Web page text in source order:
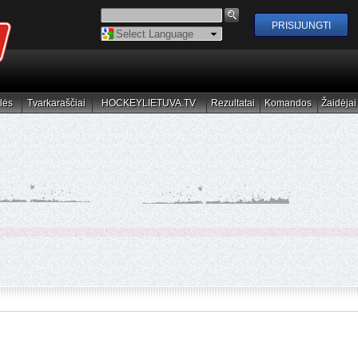
Powered by
Tvarkaraščiai
Tvarkaraščiai HOCKEYLIETUVA.TV
HOCKEYLIETUVA.TV Rezultatai
Rezultatai Komandos
Komandos Žaidėjai
Žaidėjai